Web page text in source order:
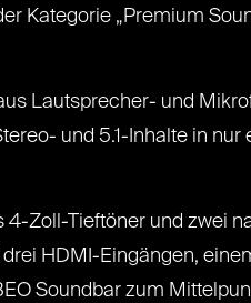
Kategorie „Premium
Lautsprecher- und
und 5.1-Inhalte in
Zoll-Tieftöner und zwei
HDMI-Eingängen,
Soundbar zum